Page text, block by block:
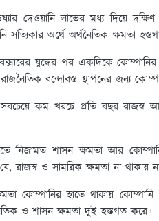
দেওয়ানি লাভের মধ্য দিয়ে দক্ষিণ
সত্যিকার অর্থে অর্থনৈতিক ক্ষমতা
যুদ্ধের পর একদিকে
বন্দোবস্ত স্থাপনের জন্য
কম খরচে প্রতি বছর রাজস্ব
নিজামত শাসন ক্ষমতা আর
রাজস্ব ও সামরিক ক্ষমতা না থাকায়
কোম্পানির হাতে থাকায়
ও শাসন ক্ষমতা দুই হস্তগত করে।